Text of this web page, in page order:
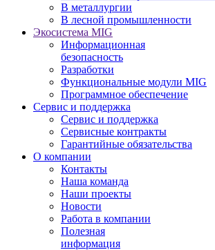
В металлургии
В лесной промышленности
Экосистема MIG
Информационная
безопасность
Разработки
Функциональные модули MIG
Программное обеспечение
Сервис и поддержка
Сервис и поддержка
Сервисные контракты
Гарантийные обязательства
О компании
Контакты
Наша команда
Наши проекты
Новости
Работа в компании
Полезная
информация